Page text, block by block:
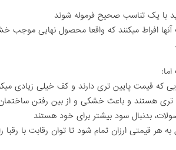
با یک تناسب صحیح فرموله شوند
افراط میکنند که واقعا محصول نهایی موجب
که قیمت پایین تری دارند و کف خیلی زیادی
تری هستند و باعث خشکی و از بین رفتن
بدنبال سود بیشتر برای خود هستند
قیمتی ارزان تمام شود تا توان رقابت با رقبا